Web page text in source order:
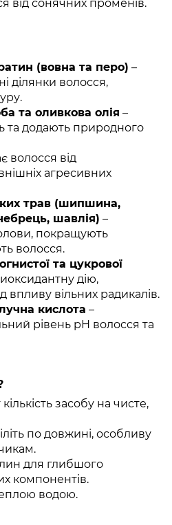
від сонячних променів.
(вовна та перо) –
ділянки волосся,
та оливкова олія –
та додають природного
волосся від
агресивних
трав (шипшина,
шавлія) –
покращують
волосся.
та цукрової
дію,
впливу вільних радикалів.
кислота –
рівень pH волосся та
засобу на чисте,
по довжині, особливу
для глибшого
компонентів.
водою.